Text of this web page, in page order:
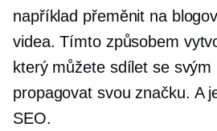
například přeměnit na
videa. Tímto způsobem
který můžete sdílet se svým
propagovat svou značku. A
SEO.